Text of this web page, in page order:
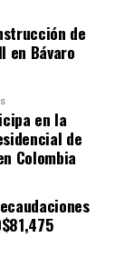
de
en Bávaro
en la
de
Colombia